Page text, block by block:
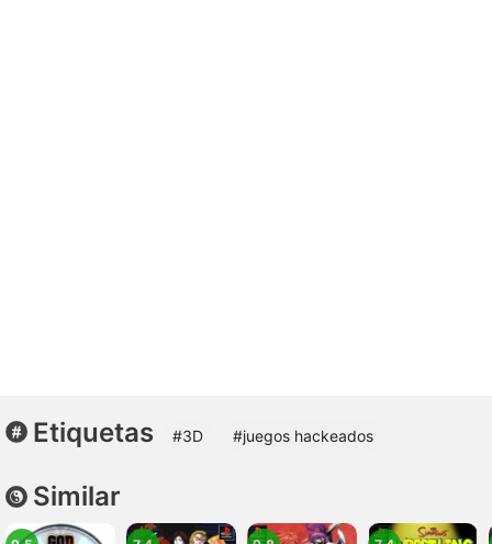
Etiquetas #3D #juegos hackeados
Similar